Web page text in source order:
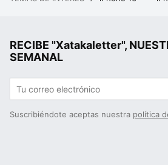
RECIBE "Xatakaletter",
SEMANAL
Suscribiéndote aceptas nuestra política